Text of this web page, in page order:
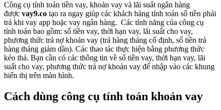
Công cụ tính toán tiền vay, khoản vay và lãi suất ngân hàng
được vay9.co tạo ra ngay giúp các khách hàng tính toán số tiền phải
trả khi vay app hoặc vay ngân hàng. Các tính năng của công cụ
tính toán bao gồm: số tiền vay, thời hạn vay, lãi suất cho vay,
phương thức trả nợ khoản vay (trả hàng tháng cố định, số tiền trả
hàng tháng giảm dần). Các thao tác thực hiện bằng phương thức
kéo thả. Bạn cần có các thông tin về số tiền vay, thời hạn vay, lãi
suất cho vay, phương thức trả nợ khoản vay để nhập vào các khung
hiển thị trên màn hình.
Cách dùng công cụ tính toán khoản vay